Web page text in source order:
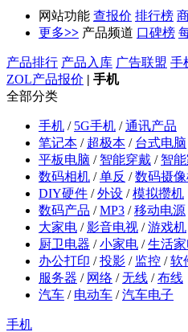
网站功能 查报价 排行榜
更多>> 产品频道 口碑榜
产品排行 产品入库 广告联盟 手
ZOL产品报价 | 手机
全部分类
手机 / 5G手机 /通讯产品
笔记本 / 超极本 / 台式电脑
平板电脑 / 智能穿戴 / 智
数码相机 /单反 /数码摄
DIY硬件 /外设 /模拟攒机
数码产品 /MP3 /移动电源
大家电 /影音电视 /游戏机
厨卫电器 /小家电 /生活
办公打印 /投影 / 监控 /软
服务器 / 网络 /无线 /布线
汽车 / 电动车 /汽车电子
手机